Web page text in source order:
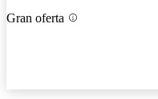
Gran oferta